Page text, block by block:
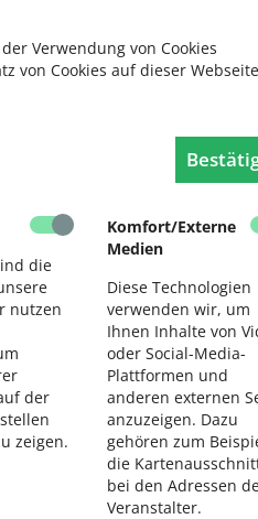
Verwendung von Cookies
von Cookies auf dieser Webseite
die
nutzen
der
zeigen.
Komfort/Externe
Medien
Diese Technologien
verwenden wir, um
Ihnen Inhalte von
oder Social-Media-
Plattformen und
anderen externen
anzuzeigen. Dazu
gehören zum
die
bei den Adressen
Veranstalter.
Wegweiser -
2027